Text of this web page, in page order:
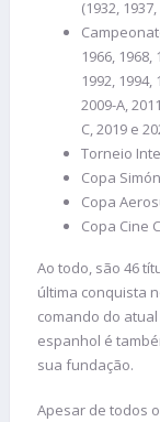
(1932,
1966, 1968,
1992, 1994,
2009-A,
C, 2019 e
Torneio
Copa
Copa
Copa Cine
Ao todo, são 46
última conquista
comando do atual
espanhol é
sua fundação.
Apesar de todos